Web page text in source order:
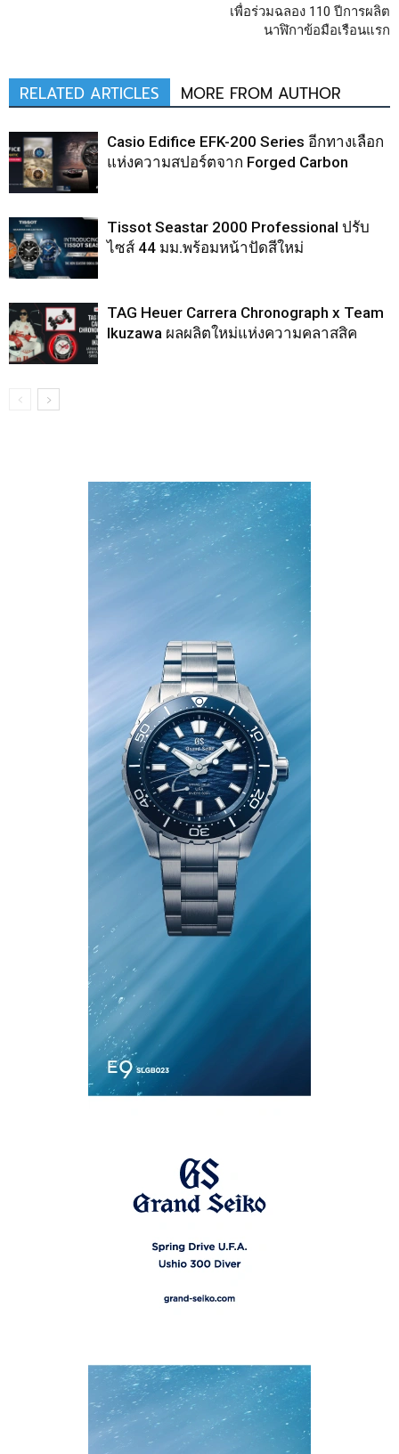
เพื่อร่วมฉลอง 110 ปีการผลิต
นาฬิกาข้อมือเรือนแรก
RELATED ARTICLES MORE FROM AUTHOR
Casio Edifice EFK-200 Series อีกทางเลือก
แห่งความสปอร์ตจาก Forged Carbon
Tissot Seastar 2000 Professional ปรับ
ไซส์ 44 มม.พร้อมหน้าปัดสีใหม่
TAG Heuer Carrera Chronograph x Team
Ikuzawa ผลผลิตใหม่แห่งความคลาสสิค